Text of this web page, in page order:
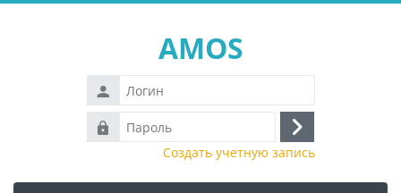
AMOS
Логин
Пароль
Вход
Создать учетную запись